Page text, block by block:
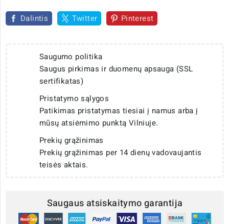
Dalintis Twitter Pinterest
Saugumo politika
Saugus pirkimas ir duomenų apsauga (SSL
sertifikatas)
Pristatymo sąlygos
Patikimas pristatymas tiesiai į namus arba į
mūsų atsiėmimo punktą Vilniuje.
Prekių grąžinimas
Prekių grąžinimas per 14 dienų vadovaujantis
teisės aktais.
Saugaus atsiskaitymo garantija